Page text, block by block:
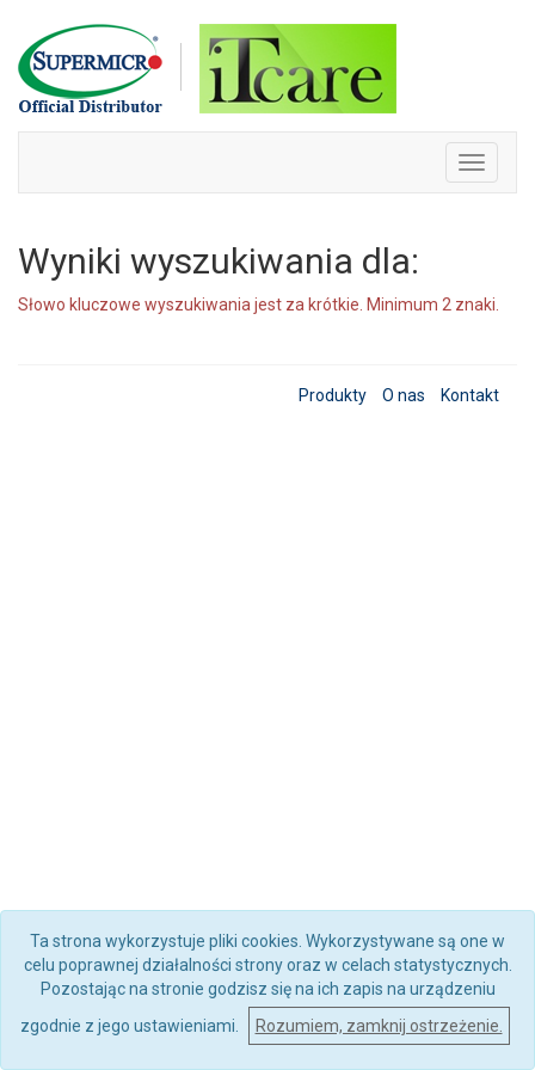
Skip
to
content
Toggle
Wyniki wyszukiwania dla:
Słowo kluczowe wyszukiwania jest za krótkie. Minimum 2 znaki.
Produkty O nas Kontakt
Ta strona wykorzystuje pliki cookies. Wykorzystywane są one w
celu poprawnej działalności strony oraz w celach statystycznych.
Pozostając na stronie godzisz się na ich zapis na urządzeniu
zgodnie z jego ustawieniami.
Rozumiem, zamknij ostrzeżenie.